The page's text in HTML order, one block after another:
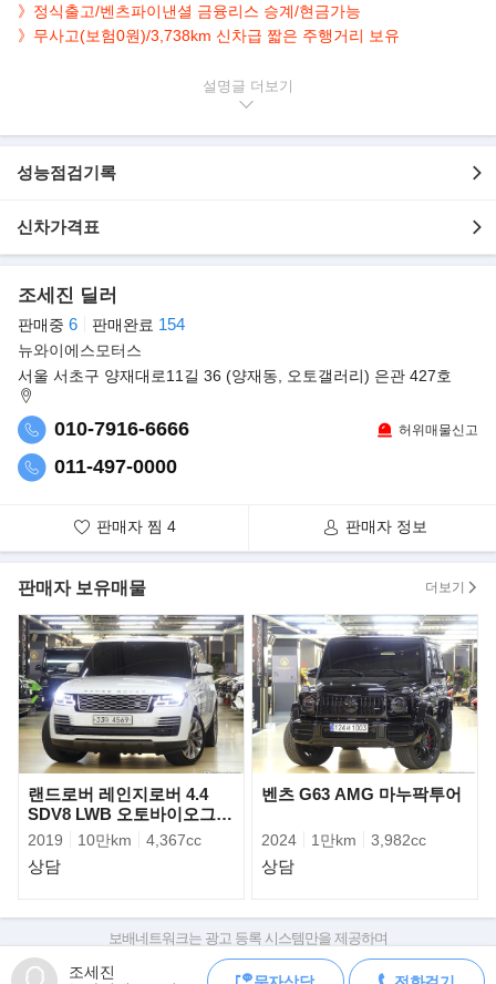
》정식출고/벤츠파이낸셜 금융리스 승계/현금가능
》 무사고(보험0원)/3,738km 신차급 짧은 주행거리 보유
- 3,738km 실주행
- 387마력 2.0L 4기통 터보
등..
▶최고의 2.0L 터보 엔진 'GLA 45 AMG'..
메르세데스-벤츠 코리아가 고성능 다이내믹 SUV ‘더 뉴 메르세데
스-AMG GLA 45 4MATIC+(The new
Mercedes-AMG GLA 45 4MATIC+)’를 공식 출시한다고 밝혔다.
더 뉴 메르세데스-AMG GLA 45 4MATIC+은 지난해 9월 공식 출시
이후 지난 4월까지 약 2,400대의 판매고를
스-벤츠 GLA의 고성능 모델이다.
메르세데스-벤츠 코리아 마크 레인(Mark Raine) 제품 & 마케팅 부
문 총괄 부사장은 “올 초 신년 기자간담회
에서 다양한 SUV 패밀리의 고성능 모델을 소개하며 라인업을 굳건
설명글
성능점검기록
신차가격표
조세진 딜러
판매중 6 판매완료 154
뉴와이에스모터스
서울 서초구 양재대로11길 36 (양재동, 오토갤러리) 은관 427호
010-7916-6666
011-497-0000
허위매물신고
판매자 찜 4 판매자 정보
판매자 보유매물 더보기
랜드로버 레인지로버 4.4
SDV8 LWB 오토바이오그래
피
2019 10만km 4,367cc
상담
벤츠 G63 AMG 마누팍투어
2024 1만km 3,982cc
상담
조세진
보배네트워크는 광고 등록 시스템만을 제공하며
판매자가 직접 등록한 내용에 대한 모든 책임은 판매자에게 있습니다.